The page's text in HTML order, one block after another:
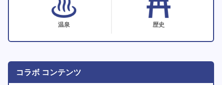
温泉 歴史
コラボ コンテンツ